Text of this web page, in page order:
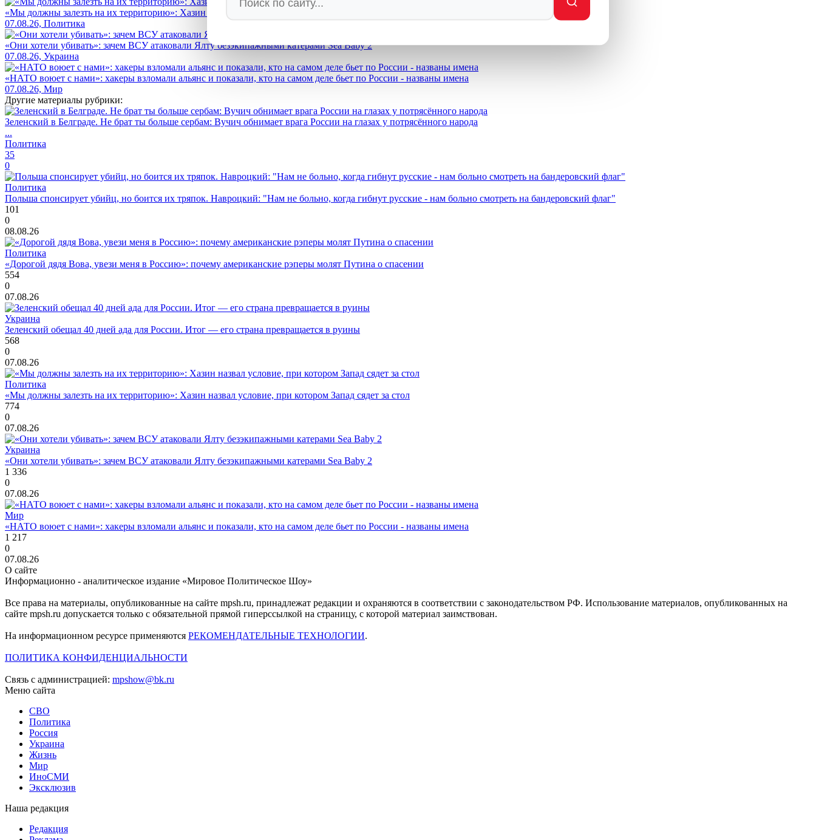
«Мы должны залезть на их территорию»: Хазин назвал условие, при котором Запад сядет за стол
07.08.26, Политика
«Они хотели убивать»: зачем ВСУ атаковали Ялту безэкипажными катерами Sea Baby 2
07.08.26, Украина
«НАТО воюет с нами»: хакеры взломали альянс и показали, кто на самом деле бьет по России - названы имена
07.08.26, Мир
Другие материалы рубрики:
Зеленский в Белграде. Не брат ты больше сербам: Вучич обнимает врага России на глазах у потрясённого народа
...
Политика
35
0
Политика
Польша спонсирует убийц, но боится их тряпок. Навроцкий: "Нам не больно, когда гибнут русские - нам больно смотреть на бандеровский флаг"
101
0
08.08.26
Политика
«Дорогой дядя Вова, увези меня в Россию»: почему американские рэперы молят Путина о спасении
554
0
07.08.26
Украина
Зеленский обещал 40 дней ада для России. Итог — его страна превращается в руины
568
0
07.08.26
Политика
«Мы должны залезть на их территорию»: Хазин назвал условие, при котором Запад сядет за стол
774
0
07.08.26
Украина
«Они хотели убивать»: зачем ВСУ атаковали Ялту безэкипажными катерами Sea Baby 2
1 336
0
07.08.26
Мир
«НАТО воюет с нами»: хакеры взломали альянс и показали, кто на самом деле бьет по России - названы имена
1 217
0
07.08.26
О сайте
Информационно - аналитическое издание «Мировое Политическое Шоу»
Все права на материалы, опубликованные на сайте mpsh.ru, принадлежат редакции и охраняются в соответствии с законодательством РФ. Использование материалов, опубликованных на
сайте mpsh.ru допускается только с обязательной прямой гиперссылкой на страницу, с которой материал заимствован.
На информационном ресурсе применяются РЕКОМЕНДАТЕЛЬНЫЕ ТЕХНОЛОГИИ.
ПОЛИТИКА КОНФИДЕНЦИАЛЬНОСТИ
Связь с администрацией: mpshow@bk.ru
Меню сайта
СВО
Политика
Россия
Украина
Жизнь
Мир
ИноСМИ
Эксклюзив
Наша редакция
Редакция